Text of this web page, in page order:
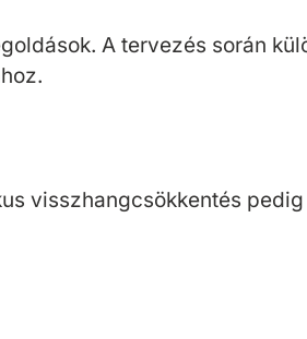
A tervezés során
visszhangcsökkentés